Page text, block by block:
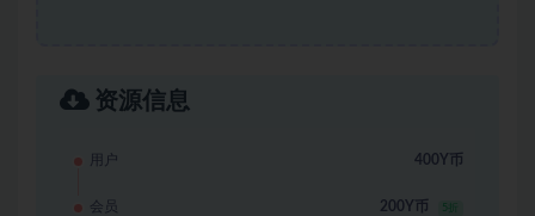
资源信息
用户 400Y币
会员 200Y币 5折